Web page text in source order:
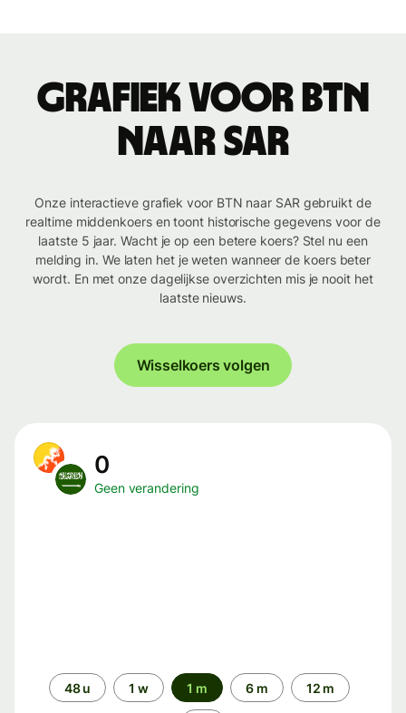
Grafiek voor BTN
naar SAR
Onze interactieve grafiek voor BTN naar SAR gebruikt de
realtime middenkoers en toont historische gegevens voor de
laatste 5 jaar. Wacht je op een betere koers? Stel nu een
melding in. We laten het je weten wanneer de koers beter
wordt. En met onze dagelijkse overzichten mis je nooit het
laatste nieuws.
Wisselkoers volgen
0
Geen verandering
Periode48 u 1 w 1 m 6 m 12 m